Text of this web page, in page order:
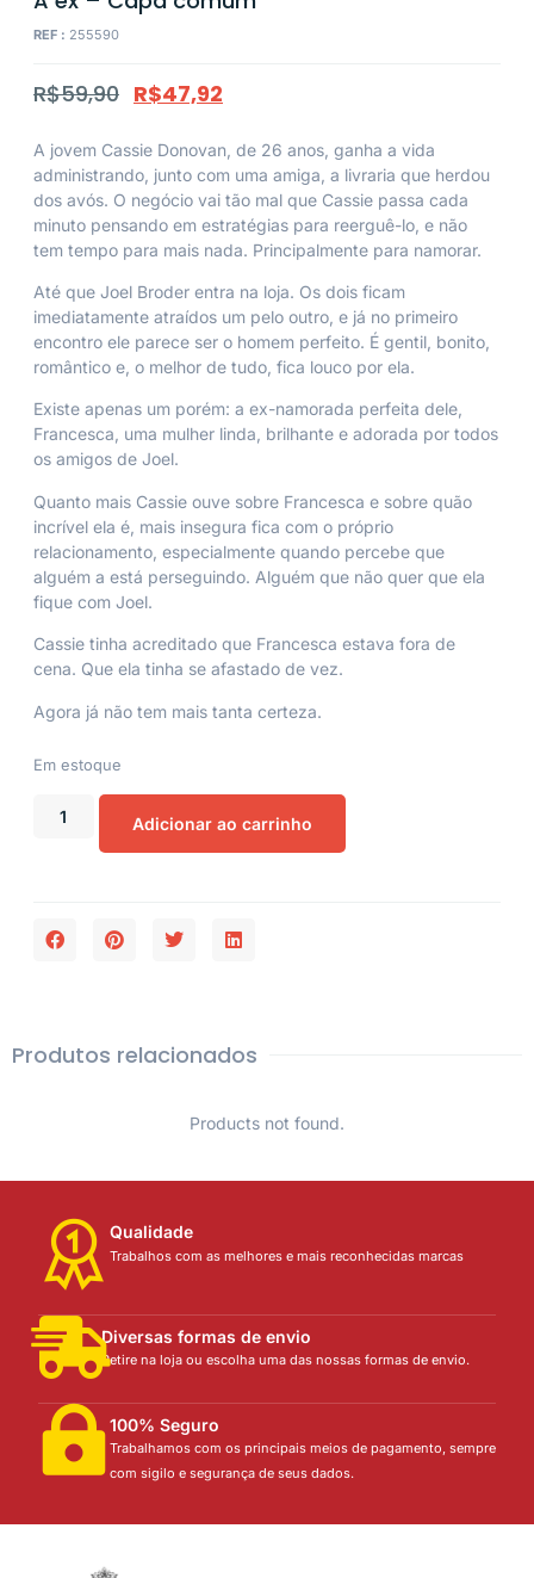
REF : 255590
R$59,90 R$47,92
A jovem Cassie Donovan, de 26 anos, ganha a vida
administrando, junto com uma amiga, a livraria que herdou
dos avós. O negócio vai tão mal que Cassie passa cada
minuto pensando em estratégias para reerguê-lo, e não
tem tempo para mais nada. Principalmente para namorar.
Até que Joel Broder entra na loja. Os dois ficam
imediatamente atraídos um pelo outro, e já no primeiro
encontro ele parece ser o homem perfeito. É gentil, bonito,
romântico e, o melhor de tudo, fica louco por ela.
Existe apenas um porém: a ex-namorada perfeita dele,
Francesca, uma mulher linda, brilhante e adorada por todos
os amigos de Joel.
Quanto mais Cassie ouve sobre Francesca e sobre quão
incrível ela é, mais insegura fica com o próprio
relacionamento, especialmente quando percebe que
alguém a está perseguindo. Alguém que não quer que ela
fique com Joel.
Cassie tinha acreditado que Francesca estava fora de
cena. Que ela tinha se afastado de vez.
Agora já não tem mais tanta certeza.
Em estoque
Adicionar ao carrinho
Produtos relacionados
Products not found.
Qualidade
Trabalhos com as melhores e mais reconhecidas marcas
Diversas formas de envio
Retire na loja ou escolha uma das nossas formas de envio.
100% Seguro
Trabalhamos com os principais meios de pagamento, sempre
com sigilo e segurança de seus dados.